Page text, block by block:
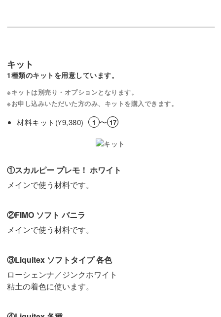
キット
1種類のキットを用意しています。
※キットは別売り・オプションとなります。
※お申し込みいただいた方のみ、キットを購入できます。
材料キット(¥9,380) 1 〜 17
①スカルピー プレモ！ ホワイト
メインで使う材料です。
②FIMO ソフト バニラ
メインで使う材料です。
③Liquitex ソフトタイプ 各色
ローシェンナ／ジンクホワイト
粘土の着色に使います。